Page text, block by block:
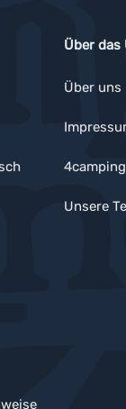
Über das
Über uns
Unsere